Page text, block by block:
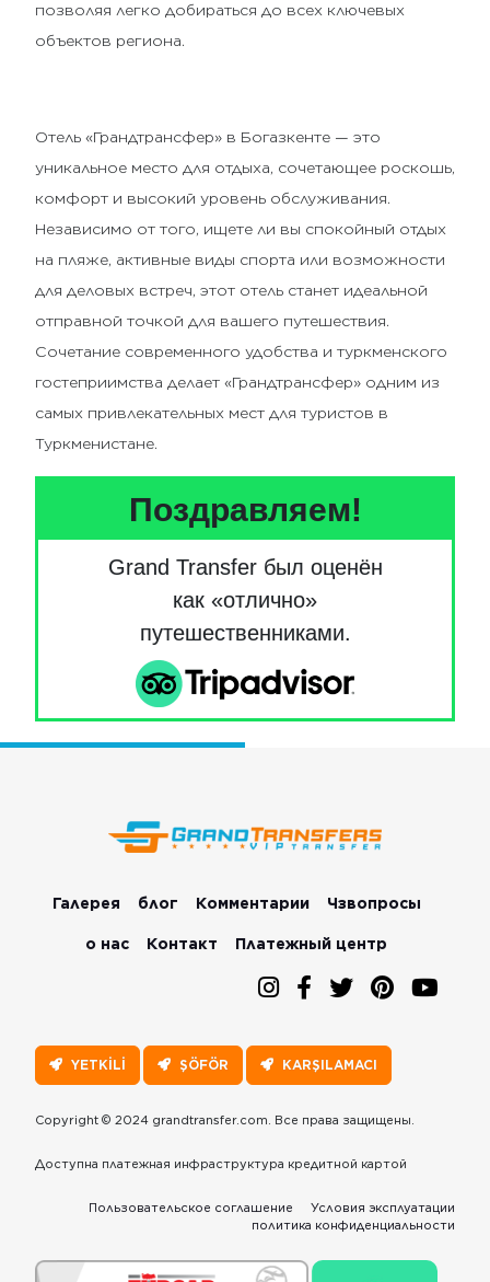
позволяя легко добираться до всех ключевых
объектов региона.
Отель «Грандтрансфер» в Богазкенте — это
уникальное место для отдыха, сочетающее роскошь,
комфорт и высокий уровень обслуживания.
Независимо от того, ищете ли вы спокойный отдых
на пляже, активные виды спорта или возможности
для деловых встреч, этот отель станет идеальной
отправной точкой для вашего путешествия.
Сочетание современного удобства и туркменского
гостеприимства делает «Грандтрансфер» одним из
самых привлекательных мест для туристов в
Туркменистане.
Поздравляем!
Grand Transfer был оценён
как «отлично»
путешественниками.
Галерея блог Комментарии Чзвопросы
о нас Контакт Платежный центр
YETKİLİ ŞÖFÖR KARŞILAMACI
Copyright © 2024 grandtransfer.com. Все права защищены.
Доступна платежная инфраструктура кредитной картой
Пользовательское соглашение
Условия эксплуатации
политика конфиденциальности